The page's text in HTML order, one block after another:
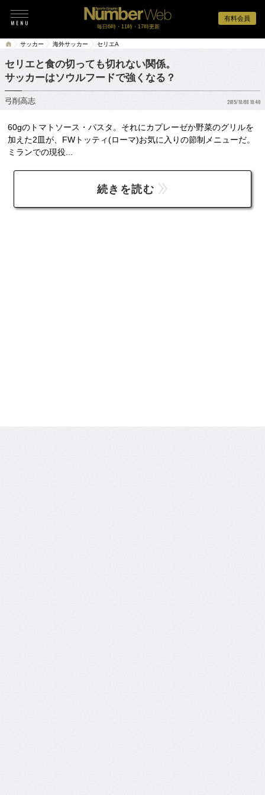
有料会員
毎日6時・11時・17時更新
サッカー 海外サッカー セリエA
セリエと食の切っても切れない関係。
サッカーはソウルフードで強くなる？
弓削高志 2015/10/08 10:40
60gのトマトソース・パスタ。それにカプレーゼか野菜のグリルを
加えた2皿が、FWトッティ(ローマ)お気に入りの節制メニューだ。
ミランでの現役...
続きを読む